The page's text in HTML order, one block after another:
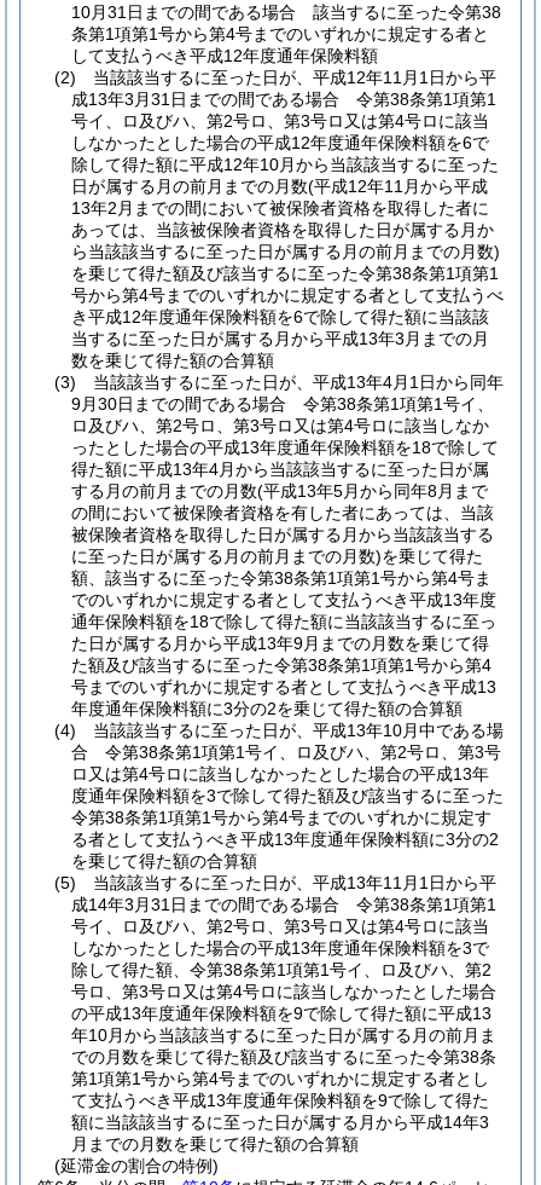
10月31日までの間である場合 該当するに至った令第38
条第1項第1号から第4号までのいずれかに規定する者と
して支払うべき平成12年度通年保険料額
(2)
当該該当するに至った日が、平成12年11月1日から平
成13年3月31日までの間である場合 令第38条第1項第1
号イ、ロ及びハ、第2号ロ、第3号ロ又は第4号ロに該当
しなかったとした場合の平成12年度通年保険料額を6で
除して得た額に平成12年10月から当該該当するに至った
日が属する月の前月までの月数(平成12年11月から平成
13年2月までの間において被保険者資格を取得した者に
あっては、当該被保険者資格を取得した日が属する月か
ら当該該当するに至った日が属する月の前月までの月数)
を乗じて得た額及び該当するに至った令第38条第1項第1
号から第4号までのいずれかに規定する者として支払うべ
き平成12年度通年保険料額を6で除して得た額に当該該
当するに至った日が属する月から平成13年3月までの月
数を乗じて得た額の合算額
(3)
当該該当するに至った日が、平成13年4月1日から同年
9月30日までの間である場合 令第38条第1項第1号イ、
ロ及びハ、第2号ロ、第3号ロ又は第4号ロに該当しなか
ったとした場合の平成13年度通年保険料額を18で除して
得た額に平成13年4月から当該該当するに至った日が属
する月の前月までの月数(平成13年5月から同年8月まで
の間において被保険者資格を有した者にあっては、当該
被保険者資格を取得した日が属する月から当該該当する
に至った日が属する月の前月までの月数)を乗じて得た
額、該当するに至った令第38条第1項第1号から第4号ま
でのいずれかに規定する者として支払うべき平成13年度
通年保険料額を18で除して得た額に当該該当するに至っ
た日が属する月から平成13年9月までの月数を乗じて得
た額及び該当するに至った令第38条第1項第1号から第4
号までのいずれかに規定する者として支払うべき平成13
年度通年保険料額に3分の2を乗じて得た額の合算額
(4)
当該該当するに至った日が、平成13年10月中である場
合 令第38条第1項第1号イ、ロ及びハ、第2号ロ、第3号
ロ又は第4号ロに該当しなかったとした場合の平成13年
度通年保険料額を3で除して得た額及び該当するに至った
令第38条第1項第1号から第4号までのいずれかに規定す
る者として支払うべき平成13年度通年保険料額に3分の2
を乗じて得た額の合算額
(5)
当該該当するに至った日が、平成13年11月1日から平
成14年3月31日までの間である場合 令第38条第1項第1
号イ、ロ及びハ、第2号ロ、第3号ロ又は第4号ロに該当
しなかったとした場合の平成13年度通年保険料額を3で
除して得た額、令第38条第1項第1号イ、ロ及びハ、第2
号ロ、第3号ロ又は第4号ロに該当しなかったとした場合
の平成13年度通年保険料額を9で除して得た額に平成13
年10月から当該該当するに至った日が属する月の前月ま
での月数を乗じて得た額及び該当するに至った令第38条
第1項第1号から第4号までのいずれかに規定する者とし
て支払うべき平成13年度通年保険料額を9で除して得た
額に当該該当するに至った日が属する月から平成14年3
月までの月数を乗じて得た額の合算額
(延滞金の割合の特例)